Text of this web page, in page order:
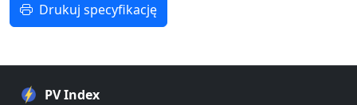
Drukuj specyfikację
PV Index